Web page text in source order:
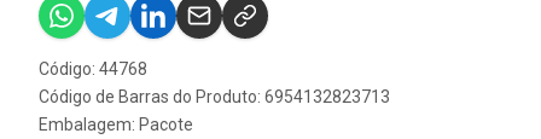
Código: 44768
Código de Barras do Produto: 6954132823713
Embalagem: Pacote